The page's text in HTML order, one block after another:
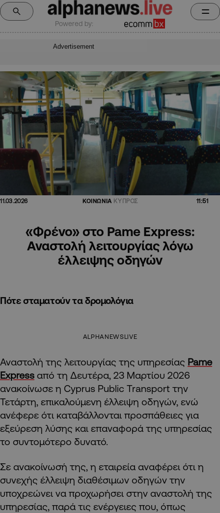
Powered by:
Advertisement
11.03.2026 ΚΟΙΝΩΝΙΑ ΚΥΠΡΟΣ 11:51
«Φρένο» στο Pame Express:
Αναστολή λειτουργίας λόγω
έλλειψης οδηγών
Πότε σταματούν τα δρομολόγια
ALPHANEWSLIVE
Αναστολή της λειτουργίας της υπηρεσίας Pame
Express από τη Δευτέρα, 23 Μαρτίου 2026
ανακοίνωσε η Cyprus Public Transport την
Τετάρτη, επικαλούμενη έλλειψη οδηγών, ενώ
ανέφερε ότι καταβάλλονται προσπάθειες για
εξεύρεση λύσης και επαναφορά της υπηρεσίας
το συντομότερο δυνατό.
Σε ανακοίνωσή της, η εταιρεία αναφέρει ότι η
συνεχής έλλειψη διαθέσιμων οδηγών την
υποχρεώνει να προχωρήσει στην αναστολή της
υπηρεσίας, παρά τις ενέργειες που, όπως